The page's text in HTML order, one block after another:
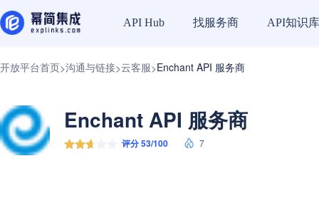
API Hub 找服务商 API知识库
开放平台首页>沟通与链接>云客服>Enchant API 服务商
Enchant API 服务商
评分 53/100 7